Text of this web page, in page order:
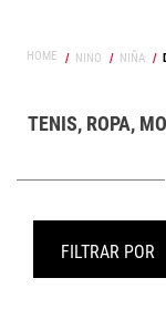
NINO NIÑA
TENIS, ROPA,
FILTRAR POR